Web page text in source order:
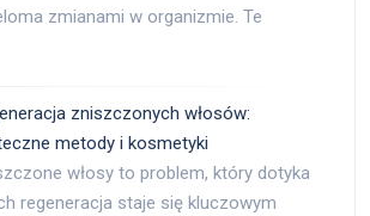
zmianami w organizmie. Te
zniszczonych włosów:
metody i kosmetyki
włosy to problem, który dotyka
regeneracja staje się kluczowym